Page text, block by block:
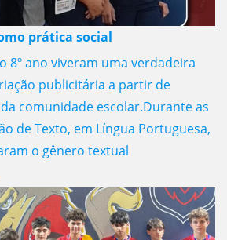
prática social
8º ano viveram uma verdadeira
publicitária a partir de
comunidade escolar.Durante as
de Texto, em Língua Portuguesa,
o gênero textual